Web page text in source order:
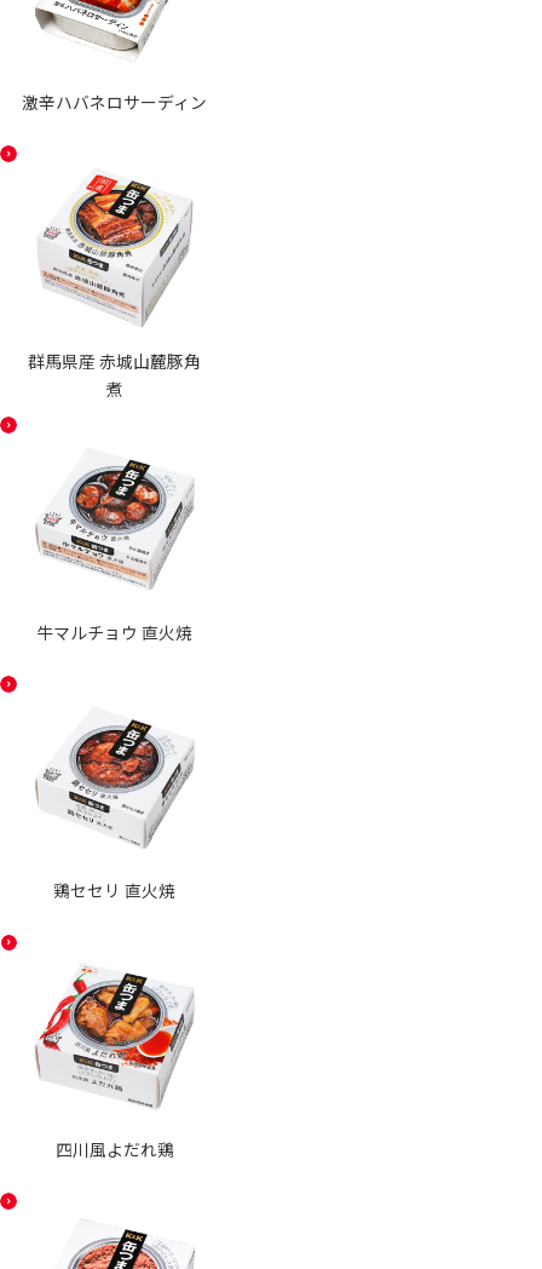
激辛ハバネロサーディン
群馬県産 赤城山麓豚角
煮
牛マルチョウ 直火焼
鶏セセリ 直火焼
四川風よだれ鶏